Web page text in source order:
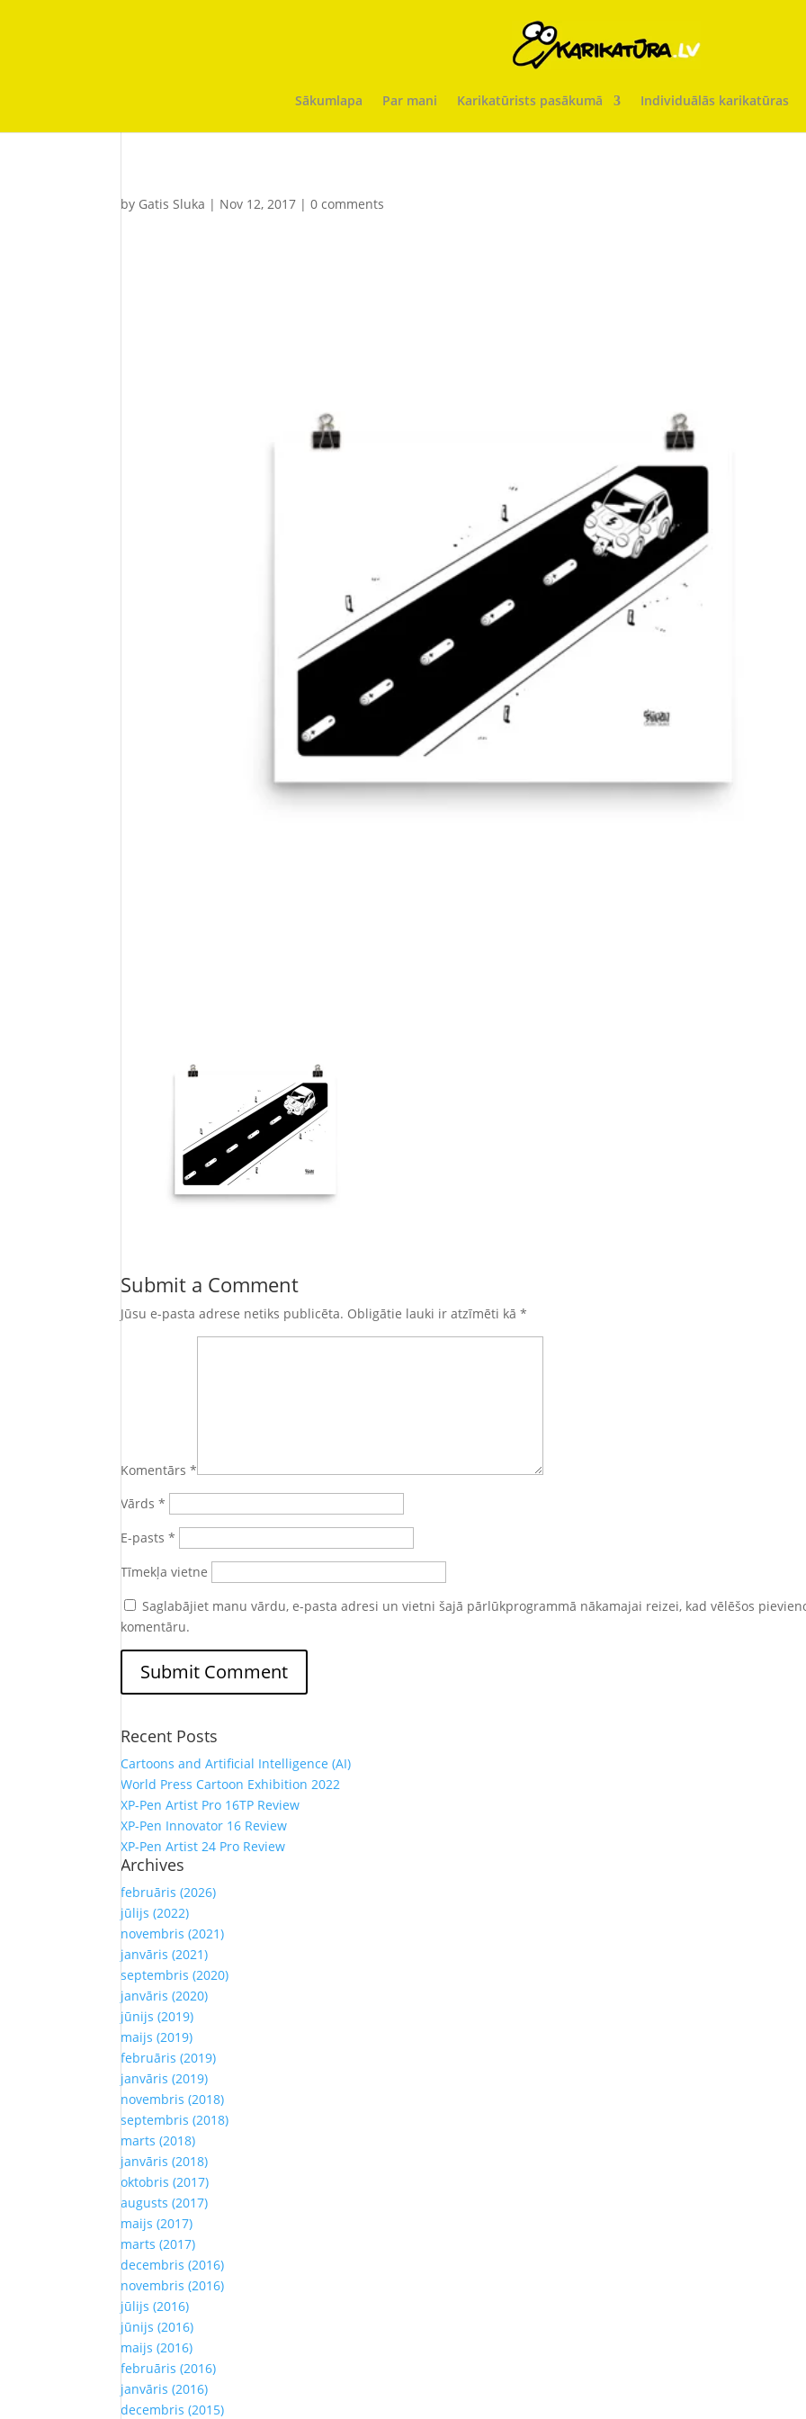
Sākumlapa Par mani Karikatūrists pasākumā Individuālās karikatūras
by Gatis Sluka | Nov 12, 2017 |0 comments
Submit a Comment
Jūsu e-pasta adrese netiks publicēta. Obligātie lauki ir atzīmēti kā*
Komentārs*
Vārds*
E-pasts*
Tīmekļa vietne
Saglabājiet manu vārdu, e-pasta adresi un vietni šajā pārlūkprogrammā nākamajai reizei, kad vēlēšos
komentāru.
Recent Posts
Cartoons and Artificial Intelligence (AI)
World Press Cartoon Exhibition 2022
XP-Pen Artist Pro 16TP Review
XP-Pen Innovator 16 Review
XP-Pen Artist 24 Pro Review
Archives
februāris (2026)
jūlijs (2022)
novembris (2021)
janvāris (2021)
septembris (2020)
janvāris (2020)
jūnijs (2019)
maijs (2019)
februāris (2019)
janvāris (2019)
novembris (2018)
septembris (2018)
marts (2018)
janvāris (2018)
oktobris (2017)
augusts (2017)
maijs (2017)
marts (2017)
decembris (2016)
novembris (2016)
jūlijs (2016)
jūnijs (2016)
maijs (2016)
februāris (2016)
janvāris (2016)
decembris (2015)